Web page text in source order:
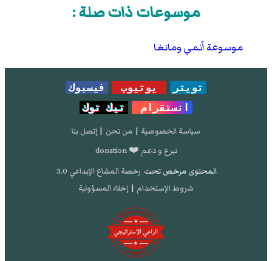
موسوعات ذات صلة :
موسوعة أنمي ومانغا
تويتر يوتيوب
فيسبوك
انستقرام
تيك توك
سياسة الخصوصية | من نحن | إتصل بنا
تبرع و دعم ❤️ donation
المحتوى مرخص تحت رخصة المشاع الإبداعي 3.0
شروط الإستخدام | إخلاء المسؤولية